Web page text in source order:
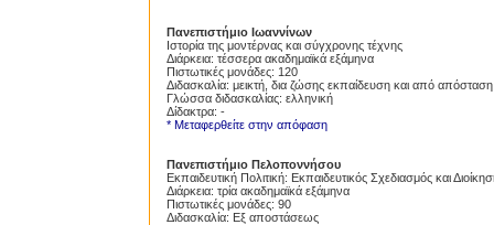
Πανεπιστήμιο Ιωαννίνων
Ιστορία της μοντέρνας και σύγχρονης τέχνης
Διάρκεια: τέσσερα ακαδημαϊκά εξάμηνα
Πιστωτικές μονάδες: 120
Διδασκαλία: μεικτή, δια ζώσης εκπαίδευση και από απόσταση
Γλώσσα διδασκαλίας: ελληνική
Δίδακτρα: -
* Μεταφερθείτε στην απόφαση
Πανεπιστήμιο Πελοποννήσου
Εκπαιδευτική Πολιτική: Εκπαιδευτικός Σχεδιασμός και
Διάρκεια: τρία ακαδημαϊκά εξάμηνα
Πιστωτικές μονάδες: 90
Διδασκαλία: Εξ αποστάσεως